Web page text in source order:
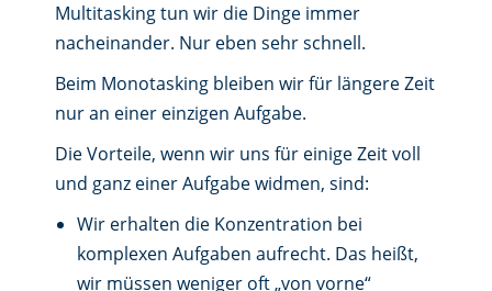
Multitasking tun wir die Dinge immer
nacheinander. Nur eben sehr schnell.
Beim Monotasking bleiben wir für längere Zeit
nur an einer einzigen Aufgabe.
Die Vorteile, wenn wir uns für einige Zeit voll
und ganz einer Aufgabe widmen, sind:
Wir erhalten die Konzentration bei
komplexen Aufgaben aufrecht. Das heißt,
wir müssen weniger oft „von vorne“